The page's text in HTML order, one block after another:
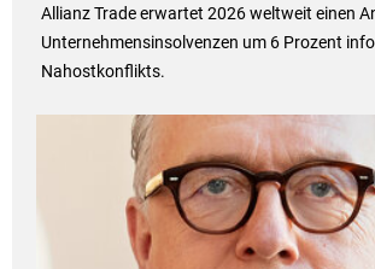
Allianz Trade erwartet 2026 weltweit einen
Unternehmensinsolvenzen um 6 Prozent
Nahostkonflikts.